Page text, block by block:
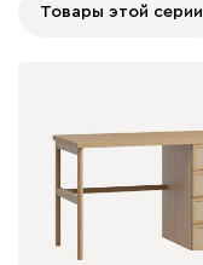
Товары этой серии